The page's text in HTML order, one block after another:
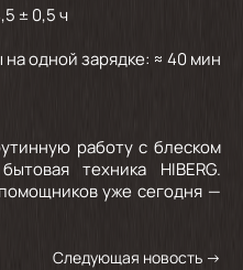
± 0,5 ч
одной зарядке: ≈ 40 мин
работу с блеском
техника HIBERG.
уже сегодня —
Следующая новость →